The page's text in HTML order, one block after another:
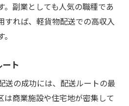
。副業としても人気の職種であ
すれば、軽貨物配送での高収入
ト
送の成功には、配送ルートの最
は商業施設や住宅地が密集して